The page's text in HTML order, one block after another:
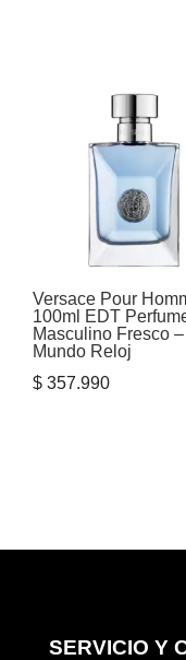
Versace Pour
100ml EDT
Masculino Fresco –
Mundo Reloj
$ 357.990
SERVICIO Y